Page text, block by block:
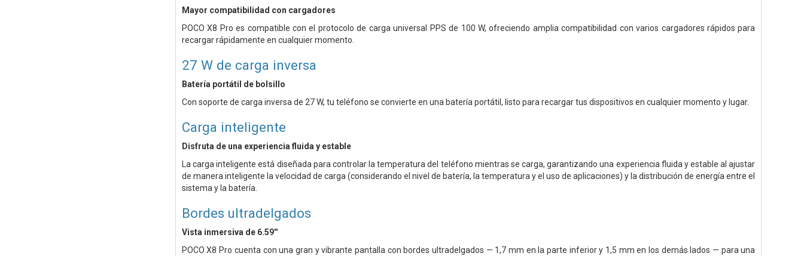
Mayor compatibilidad con cargadores
POCO X8 Pro es compatible con el protocolo de carga universal PPS de 100 W, ofreciendo amplia compatibilidad con varios cargadores rápidos para
recargar rápidamente en cualquier momento.
27 W de carga inversa
Batería portátil de bolsillo
Con soporte de carga inversa de 27 W, tu teléfono se convierte en una batería portátil, listo para recargar tus dispositivos en cualquier momento y lugar.
Carga inteligente
Disfruta de una experiencia fluida y estable
La carga inteligente está diseñada para controlar la temperatura del teléfono mientras se carga, garantizando una experiencia fluida y estable al ajustar
de manera inteligente la velocidad de carga (considerando el nivel de batería, la temperatura y el uso de aplicaciones) y la distribución de energía entre el
sistema y la batería.
Bordes ultradelgados
Vista inmersiva de 6.59''
POCO X8 Pro cuenta con una gran y vibrante pantalla con bordes ultradelgados — 1,7 mm en la parte inferior y 1,5 mm en los demás lados — para una